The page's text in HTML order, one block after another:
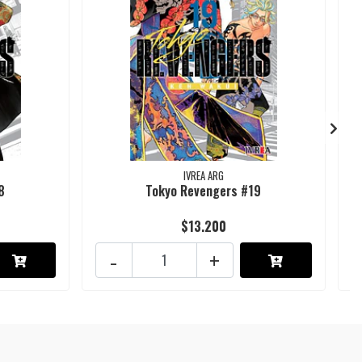
IVREA ARG
Tokyo Revengers #19
$13.200
+
-